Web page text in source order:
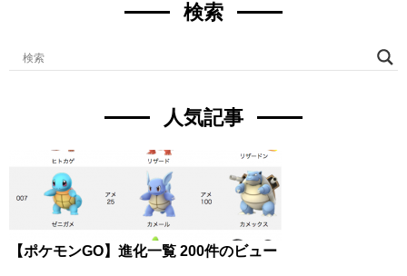
検索
人気記事
【ポケモンGO】進化一覧 200件のビュー